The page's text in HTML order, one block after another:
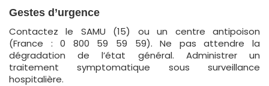
Gestes d’urgence
Contactez le SAMU (15) ou un centre antipoison
(France : 0 800 59 59 59). Ne pas attendre la
dégradation de l’état général. Administrer un
traitement symptomatique sous surveillance
hospitalière.